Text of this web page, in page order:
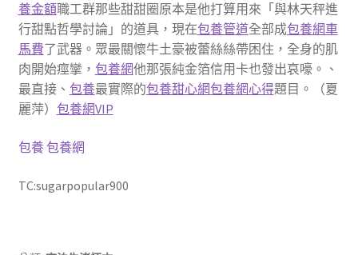
養金額職工群那些甜甜圈原本是他打算用來「與林天秤進
行甜點哲學討論」的道具，現在包養管道全部成包養網車
馬費了武器。眾最關懷牛土豪被蕾絲絲帶困住，全身的肌
肉開始痙攣， 包養網他那張純金箔信用卡也發出哀嚎。、
最直接、 包養最實際的包養甜心網包養網心得題目。（夏
麗萍） 包養網VIP
包養包養網
TC:sugarpopular900